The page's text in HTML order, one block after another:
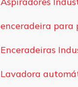
enceradeira para
Enceradeiras
Lavadora